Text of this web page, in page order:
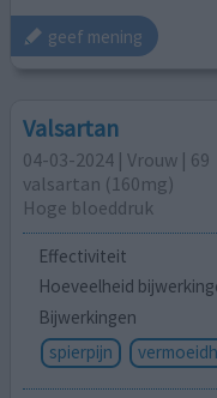
geef mening
Valsartan
04-03-2024 | Vrouw | 69
valsartan (160mg)
Hoge bloeddruk
Effectiviteit
Hoeveelheid
Bijwerkingen
spierpijn